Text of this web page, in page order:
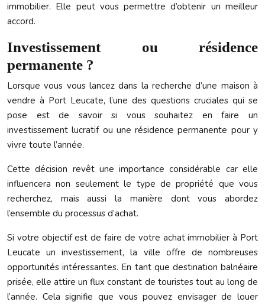
immobilier. Elle peut vous permettre d’obtenir un meilleur
accord.
Investissement ou résidence
permanente ?
Lorsque vous vous lancez dans la recherche d’une maison à
vendre à Port Leucate, l’une des questions cruciales qui se
pose est de savoir si vous souhaitez en faire un
investissement lucratif ou une résidence permanente pour y
vivre toute l’année.
Cette décision revêt une importance considérable car elle
influencera non seulement le type de propriété que vous
recherchez, mais aussi la manière dont vous abordez
l’ensemble du processus d’achat.
Si votre objectif est de faire de votre achat immobilier à Port
Leucate un investissement, la ville offre de nombreuses
opportunités intéressantes. En tant que destination balnéaire
prisée, elle attire un flux constant de touristes tout au long de
l’année. Cela signifie que vous pouvez envisager de louer